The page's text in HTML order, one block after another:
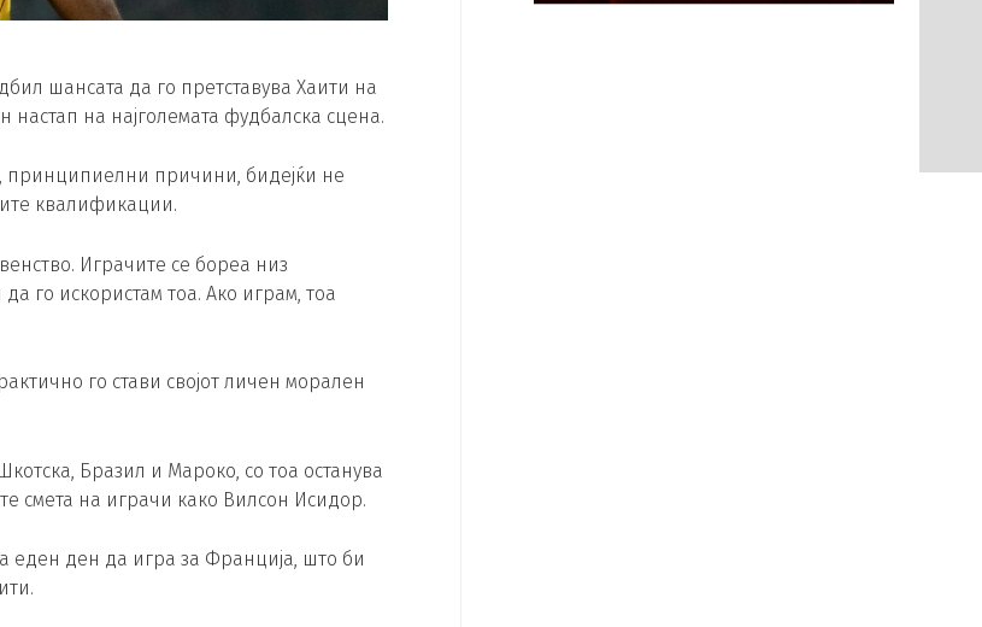
шансата да го претставува Хаити на
настап на најголемата фудбалска сцена.
принципиелни причини, бидејќи не
квалификации.
Играчите се бореа низ
го искористам тоа. Ако играм, тоа
го стави својот личен морален
Бразил и Мароко, со тоа останува
смета на играчи како Вилсон Исидор.
еден ден да игра за Франција, што би